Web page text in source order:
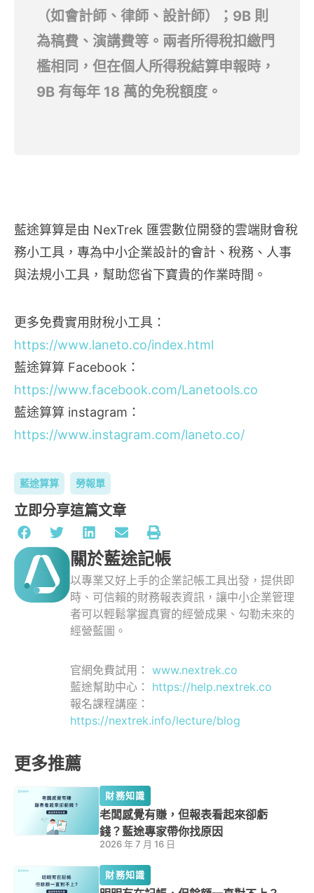
（如會計師、律師、設計師）；9B 則
為稿費、演講費等。兩者所得稅扣繳門
檻相同，但在個人所得稅結算申報時，
9B 有每年 18 萬的免稅額度。
藍途算算是由 NexTrek 匯雲數位開發的雲端財會稅
務小工具，專為中小企業設計的會計、稅務、人事
與法規小工具，幫助您省下寶貴的作業時間。
更多免費實用財稅小工具：
https://www.laneto.co/index.html
藍途算算 Facebook：
https://www.facebook.com/Lanetools.co
藍途算算 instagram：
https://www.instagram.com/laneto.co/
藍途算算 勞報單
立即分享這篇文章
關於藍途記帳
以專業又好上手的企業記帳工具出發，提供即
時、可信賴的財務報表資訊，讓中小企業管理
者可以輕鬆掌握真實的經營成果、勾勒未來的
經營藍圖。
官網免費試用： www.nextrek.co
藍途幫助中心： https://help.nextrek.co
報名課程講座：
https://nextrek.info/lecture/blog
更多推薦
財務知識
老闆感覺有賺，但報表看起來卻虧
錢？藍途專家帶你找原因
2026 年 7 月 16 日
財務知識